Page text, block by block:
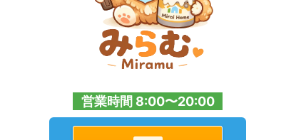
営業時間 8:00〜20:00